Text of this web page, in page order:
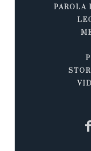
PAROLA